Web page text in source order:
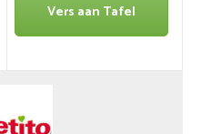
Vers aan Tafel